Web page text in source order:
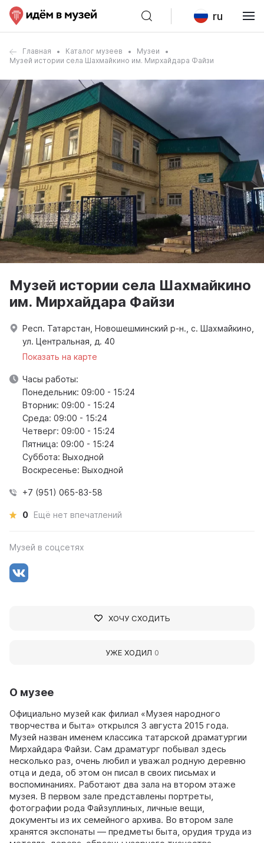
ru
Главная Каталог музеев
Музеи
Музей истории села Шахмайкино им. Мирхайдара Файзи
О музее
Официально музей как филиал «Музея народного
творчества и быта» открылся 3 августа 2015 года.
Музей назван именем классика татарской драматургии
Мирхайдара Файзи. Сам драматург побывал здесь
несколько раз, очень любил и уважал родную деревню
отца и деда, об этом он писал в своих письмах и
воспоминаниях. Работают два зала на втором этаже
музея. В первом зале представлены портреты,
фотографии рода Файзуллиных, личные вещи,
документы из их семейного архива. Во втором зале
хранятся экспонаты — предметы быта, орудия труда из
Музей истории села Шахмайкино
им. Мирхайдара Файзи
Респ. Татарстан, Новошешминский р-н., с. Шахмайкино,
ул. Центральная, д. 40
Показать на карте
Часы работы:
Понедельник: 09:00 - 15:24
Вторник: 09:00 - 15:24
Среда: 09:00 - 15:24
Четверг: 09:00 - 15:24
Пятница: 09:00 - 15:24
Суббота: Выходной
Воскресенье: Выходной
+7 (951) 065-83-58
0 Ещё нет впечатлений
Музей в соцсетях
ХОЧУ СХОДИТЬ
УЖЕ ХОДИЛ 0